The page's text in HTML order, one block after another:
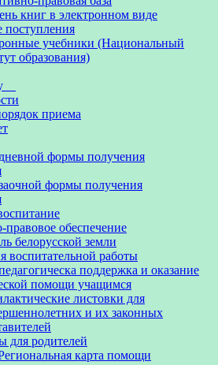
книг в электронном виде
учебники (Национальный
образования)
приема
формы получения
формы получения
обеспечение
белорусской земли
воспитательной работы
поддержка и оказание
помощи учащимся
листовки для
и их законных
для родителей
карта помощи